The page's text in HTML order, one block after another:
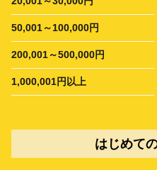
50,001～100,000円
200,001～500,000円
1,000,001円以上
はじめて